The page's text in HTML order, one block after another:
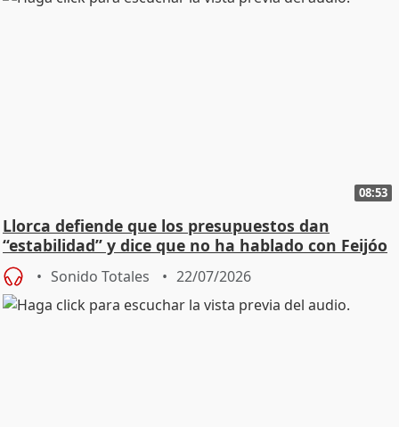
08:53
Llorca defiende que los presupuestos dan
“estabilidad” y dice que no ha hablado con Feijóo
Sonido Totales 22/07/2026